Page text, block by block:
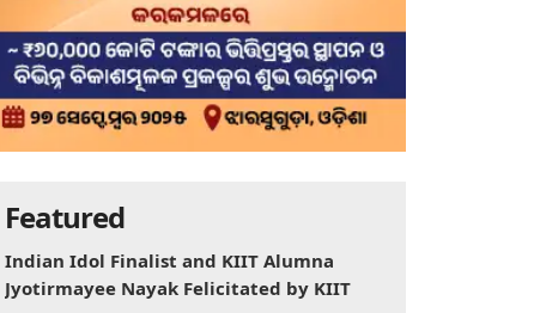
Featured
Indian Idol Finalist and KIIT Alumna
Jyotirmayee Nayak Felicitated by KIIT